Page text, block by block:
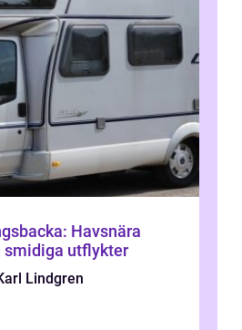
Havsnära
smidiga utflykter
Lindgren